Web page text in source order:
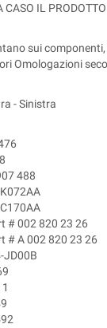
IL PRODOTTO
sui
Omologazioni
- Sinistra
488
# 002 820 23 26
# A 002 820 23 26
JD00B